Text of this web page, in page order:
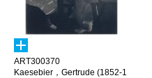
ART300370
Kaesebier，Gertrude (1852-1